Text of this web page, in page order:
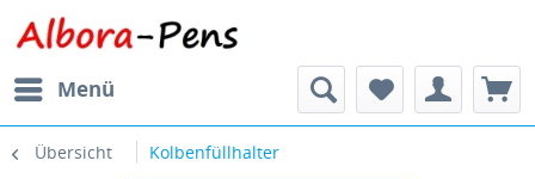
Menü
Übersicht Kolbenfüllhalter